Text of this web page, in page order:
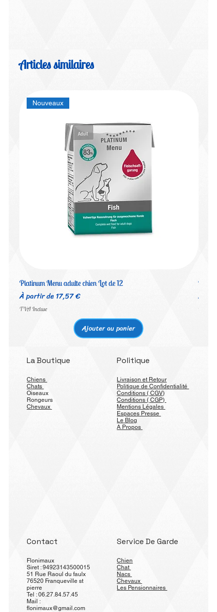
Articles similaires
Nouveaux
Platinum Menu adulte chien Lot de 12
À partir de17,57 €
Prix promotionnel
TVA Incluse
Ajouter au panier
À
Prix
TVA
La Boutique
Chiens
Chats
Oiseaux
Rongeurs
Chevaux
Politique
Livraison et Retour
Politique de Confidentialité
Conditions ( CGV)
Conditions ( CGP)
Mentions Légales
Espaces Presse
Le Blog
A Propos
Contact
Flonimaux
Siret : 94923143500015
51 Rue Raoul du faulx
76520 Franqueville st
pierre
Tel : 06.27.84.57.45
Mail :
flonimaux@gmail.com
Service De Garde
Chien
Chat
Nacs
Chevaux
Les Pensionnaires